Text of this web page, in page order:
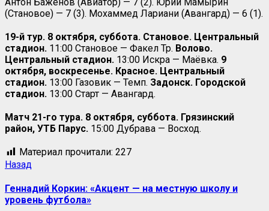
(Становое) — 7 (3). Мохаммед Лариани (Авангард) — 6 (1).
19-й тур. 8 октября, суббота. Становое. Центральный
стадион. 11:00 Становое — Факел Тр. Волово.
Центральный стадион. 13:00 Искра — Маёвка. 9
октября, воскресенье. Красное. Центральный
стадион. 13:00 Газовик — Темп. Задонск. Городской
стадион. 13:00 Старт — Авангард.
Матч 21-го тура. 8 октября, суббота. Грязинский
район, УТБ Парус. 15:00 Дубрава — Восход.
Материал прочитали: 227
Назад
Геннадий Коркин: «Акцент — на местную школу и
уровень футбола»